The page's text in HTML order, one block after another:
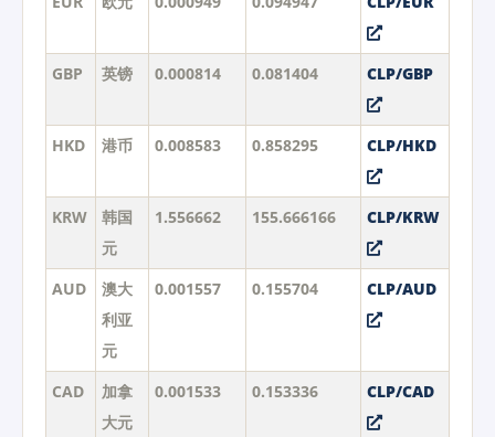
GBP 英镑 0.000814 0.081404 CLP/GBP
HKD 港币 0.008583 0.858295 CLP/HKD
KRW
韩国
元
1.556662 155.666166 CLP/KRW
AUD
澳大
利亚
元
0.001557 0.155704 CLP/AUD
CAD
加拿
大元
0.001533 0.153336 CLP/CAD